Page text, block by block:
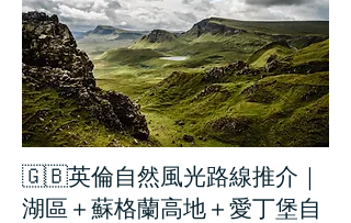
🇬🇧英倫自然風光路線推介｜
湖區＋蘇格蘭高地＋愛丁堡自